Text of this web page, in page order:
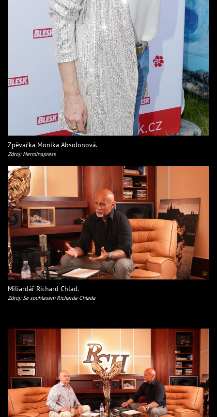
Zpěvačka Monika Absolonová.
Zdroj: Herminapress
Miliardář Richard Chlad.
Zdroj: Se souhlasem Richarda Chlada